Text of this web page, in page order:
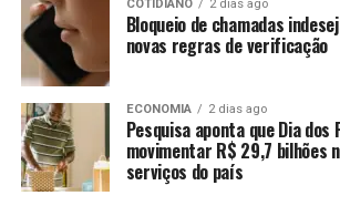
COTIDIANO 2 dias ago
Bloqueio de chamadas
novas regras de verificação
ECONOMIA 2 dias ago
Pesquisa aponta que Dia dos
movimentar R$ 29,7 bilhões
serviços do país